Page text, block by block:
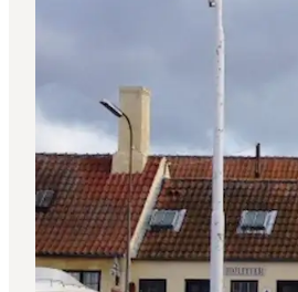
Kultur & Historie
Natur & Friluftsliv
For børn
Praktisk